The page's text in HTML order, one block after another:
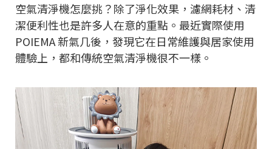
空氣清淨機怎麼挑？除了淨化效果，濾網耗材、清
潔便利性也是許多人在意的重點。最近實際使用
POIEMA 新氣几後，發現它在日常維護與居家使用
體驗上，都和傳統空氣清淨機很不一樣。